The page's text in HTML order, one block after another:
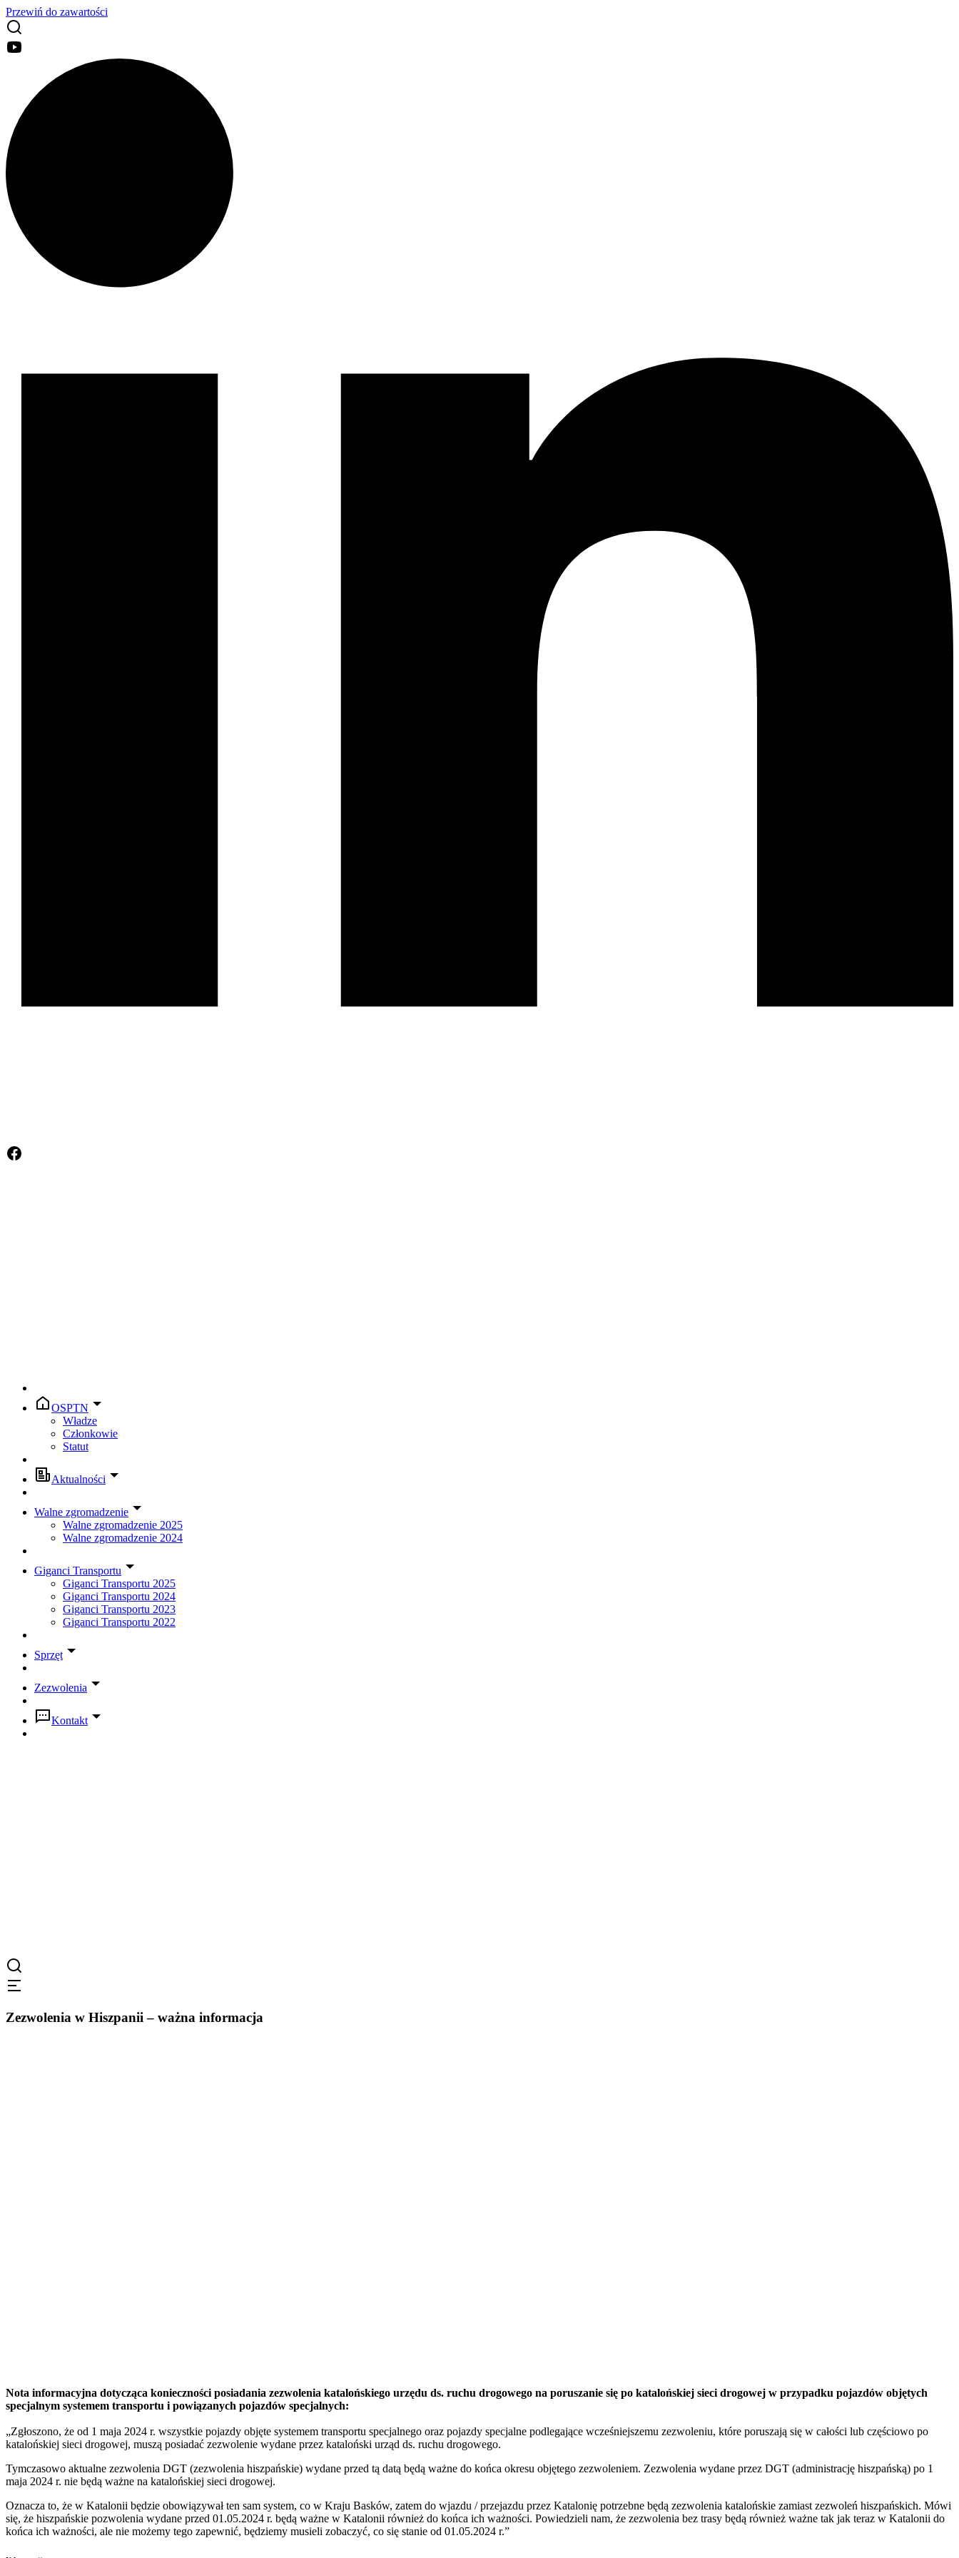
Przewiń do zawartości
OSPTN
Władze
Członkowie
Statut
Aktualności
Walne zgromadzenie
Walne zgromadzenie 2025
Walne zgromadzenie 2024
Giganci Transportu
Giganci Transportu 2025
Giganci Transportu 2024
Giganci Transportu 2023
Giganci Transportu 2022
Sprzęt
Zezwolenia
Kontakt
Zezwolenia w Hiszpanii – ważna informacja
Nota informacyjna dotycząca konieczności posiadania zezwolenia katalońskiego urzędu ds. ruchu drogowego na poruszanie się po katalońskiej sieci drogowej w przypadku pojazdów objętych
specjalnym systemem transportu i powiązanych pojazdów specjalnych:
„Zgłoszono, że od 1 maja 2024 r. wszystkie pojazdy objęte systemem transportu specjalnego oraz pojazdy specjalne podlegające wcześniejszemu zezwoleniu, które poruszają się w całości lub częściowo po
katalońskiej sieci drogowej, muszą posiadać zezwolenie wydane przez kataloński urząd ds. ruchu drogowego.
Tymczasowo aktualne zezwolenia DGT (zezwolenia hiszpańskie) wydane przed tą datą będą ważne do końca okresu objętego zezwoleniem. Zezwolenia wydane przez DGT (administrację hiszpańską) po 1
maja 2024 r. nie będą ważne na katalońskiej sieci drogowej.
Oznacza to, że w Katalonii będzie obowiązywał ten sam system, co w Kraju Basków, zatem do wjazdu / przejazdu przez Katalonię potrzebne będą zezwolenia katalońskie zamiast zezwoleń hiszpańskich. Mówi
się, że hiszpańskie pozwolenia wydane przed 01.05.2024 r. będą ważne w Katalonii również do końca ich ważności. Powiedzieli nam, że zezwolenia bez trasy będą również ważne tak jak teraz w Katalonii do
końca ich ważności, ale nie możemy tego zapewnić, będziemy musieli zobaczyć, co się stanie od 01.05.2024 r.”